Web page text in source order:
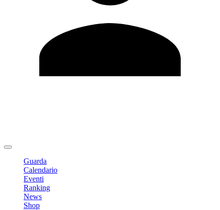
Guarda
Calendario
Eventi
Ranking
News
Shop